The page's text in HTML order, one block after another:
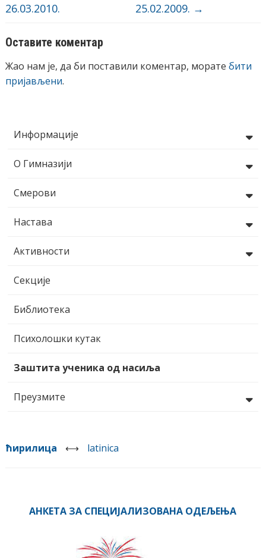
Информације
О Гимназији
Смерови
Настава
Активности
Секције
Библиотека
Психолошки кутак
Заштита ученика од насиља
Преузмите
26.03.2010.
25.02.2009. →
Оставите коментар
Жао нам је, да би поставили коментар, морате бити
пријављени.
ћирилица ⟷ latinica
АНКЕТА ЗА СПЕЦИЈАЛИЗОВАНА ОДЕЉЕЊА